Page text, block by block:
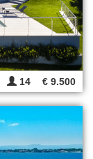
14 € 9.500